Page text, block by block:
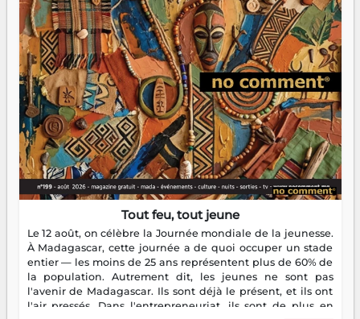
Tout feu, tout jeune
Le 12 août, on célèbre la Journée mondiale de la jeunesse.
À Madagascar, cette journée a de quoi occuper un stade
entier — les moins de 25 ans représentent plus de 60% de
la population. Autrement dit, les jeunes ne sont pas
l'avenir de Madagascar. Ils sont déjà le présent, et ils ont
l'air pressés. Dans l'entrepreneuriat, ils sont de plus en